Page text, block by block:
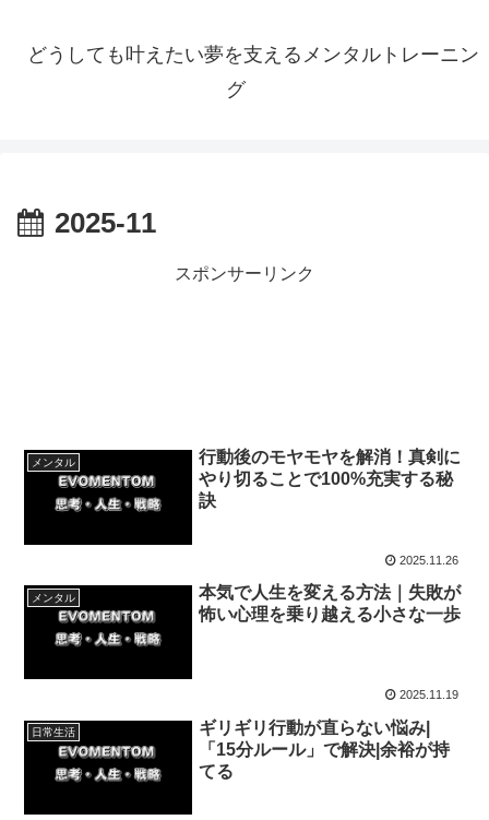
どうしても叶えたい夢を支えるメンタルトレーニン
グ
2025-11
スポンサーリンク
メンタル
行動後のモヤモヤを解消！真剣に
やり切ることで100%充実する秘
訣
2025.11.26
メンタル
本気で人生を変える方法｜失敗が
怖い心理を乗り越える小さな一歩
2025.11.19
日常生活
ギリギリ行動が直らない悩み|
「15分ルール」で解決|余裕が持
てる